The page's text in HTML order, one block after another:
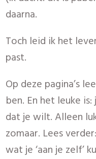
daarna.
Toch leid ik het
past.
Op deze pagina’s
ben. En het leuke
dat je wilt. Alleen
zomaar. Lees
wat je ‘aan je zelf’